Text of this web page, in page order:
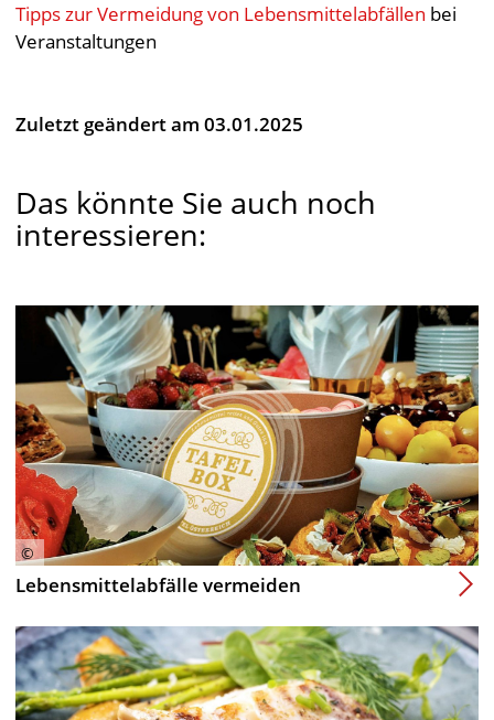
Tipps zur Vermeidung von Lebensmittelabfällen bei
Veranstaltungen
Zuletzt geändert am 03.01.2025
Das könnte Sie auch noch
interessieren:
Lebensmittelabfälle vermeiden